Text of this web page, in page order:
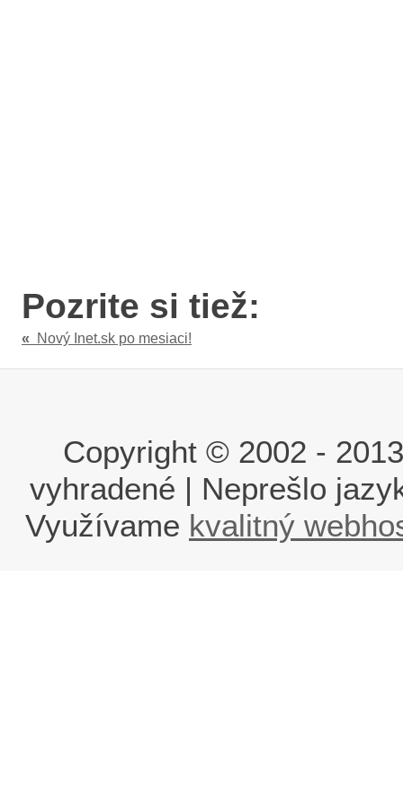
Pozrite si tiež:
« Nový Inet.sk po mesiaci!
Copyright © 2002 -
vyhradené | Neprešlo
Využívame kvalitný